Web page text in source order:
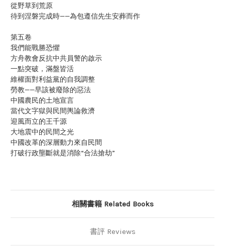
從野草到荒原
待到涅磐完成時——為包遵信先生安葬而作
第五卷
我們能戰勝恐懼
方舟教會反抗中共員警的啟示
一點突破，滿盤皆活
維權面對利益黨的自我調整
勞教——早該被廢除的惡法
中國農民的土地宣言
當代文字獄與民間輿論救濟
迎風而立的王千源
大地震中的民間之光
中國改革的深層動力來自民間
打破行政壟斷就是消除“合法搶劫”
相關書籍 Related Books
書評 Reviews